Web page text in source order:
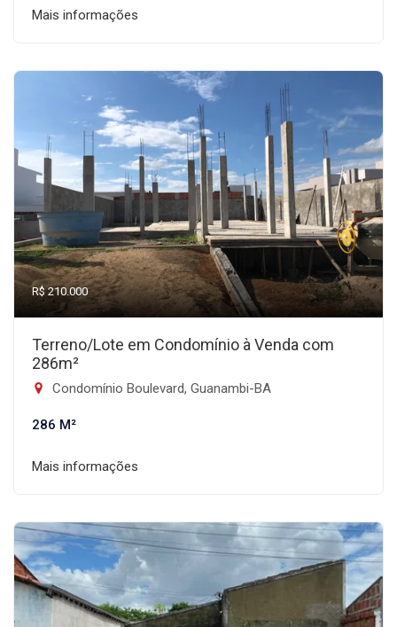
Mais informações
R$ 210.000
Terreno/Lote em Condomínio à Venda com
286m²
Condomínio Boulevard, Guanambi-BA
286 M²
Mais informações